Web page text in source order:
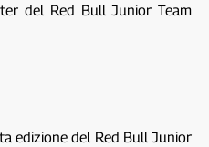
del Red Bull Junior Team
edizione del Red Bull Junior